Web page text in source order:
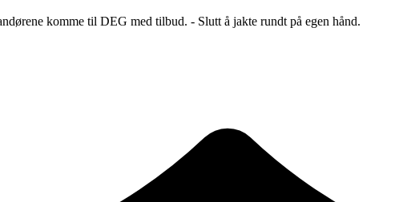
komme til DEG med tilbud. - Slutt å jakte rundt på egen hånd.